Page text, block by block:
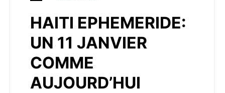
HAITI EPHEMERIDE:
UN 11 JANVIER
COMME
AUJOURD’HUI